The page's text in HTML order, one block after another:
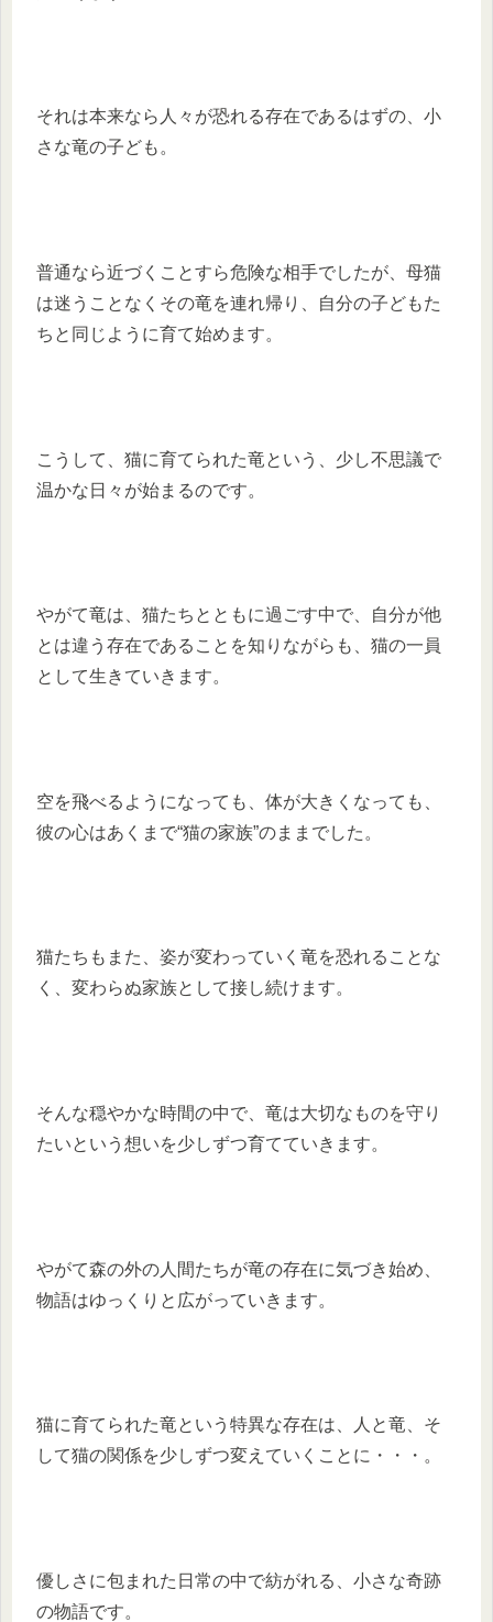
それは本来なら人々が恐れる存在であるはずの、小
さな竜の子ども。
普通なら近づくことすら危険な相手でしたが、母猫
は迷うことなくその竜を連れ帰り、自分の子どもた
ちと同じように育て始めます。
こうして、猫に育てられた竜という、少し不思議で
温かな日々が始まるのです。
やがて竜は、猫たちとともに過ごす中で、自分が他
とは違う存在であることを知りながらも、猫の一員
として生きていきます。
空を飛べるようになっても、体が大きくなっても、
彼の心はあくまで“猫の家族”のままでした。
猫たちもまた、姿が変わっていく竜を恐れることな
く、変わらぬ家族として接し続けます。
そんな穏やかな時間の中で、竜は大切なものを守り
たいという想いを少しずつ育てていきます。
やがて森の外の人間たちが竜の存在に気づき始め、
物語はゆっくりと広がっていきます。
猫に育てられた竜という特異な存在は、人と竜、そ
して猫の関係を少しずつ変えていくことに・・・。
優しさに包まれた日常の中で紡がれる、小さな奇跡
の物語です。